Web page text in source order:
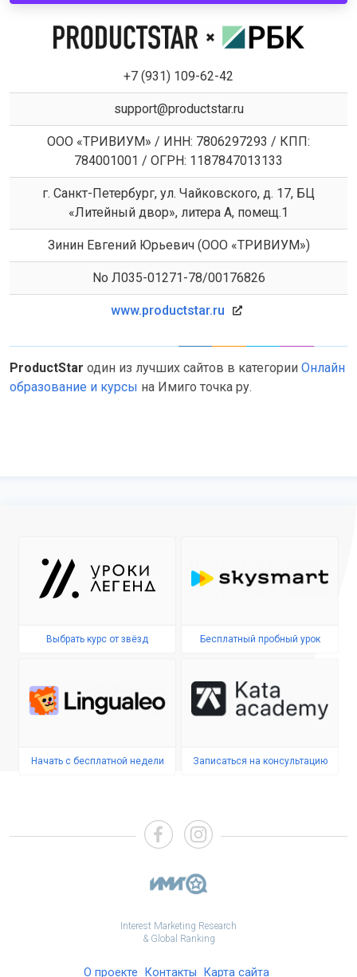
+7 (931) 109-62-42
support@productstar.ru
ООО «ТРИВИУМ» / ИНН: 7806297293 / КПП:
784001001 / ОГРН: 1187847013133
г. Санкт-Петербург, ул. Чайковского, д. 17, БЦ
«Литейный двор», литера А, помещ.1
Зинин Евгений Юрьевич (ООО «ТРИВИУМ»)
No Л035-01271-78/00176826
www.productstar.ru
ProductStar один из лучших сайтов в категории Онлайн
образование и курсы на Имиго точка ру.
Выбрать курс от звёзд Бесплатный пробный урок
Начать с бесплатной недели Записаться на консультацию
Interest Marketing Research
& Global Ranking
О проекте Контакты Карта сайта